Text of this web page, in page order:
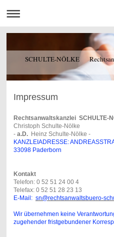
SCHULTE-NÖLKE
Impressum
Rechtsanwaltskanzlei SCHULTE-
Christoph Schulte-Nölke
- a.D.Heinz Schulte-Nölke -
KANZLEIADRESSE:
33098 Paderborn
Kontakt
Telefon: 0 52 51 24 00 4
Telefax: 0 52 51 28 23 13
E-Mail: sn@rechtsanwaltsbuero-
Wir übernehmen keine
zugehender fristgebundener